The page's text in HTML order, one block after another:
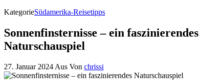
KategorieSüdamerika-Reisetipps
Sonnenfinsternisse – ein faszinierendes
Naturschauspiel
27. Januar 2024 Aus Von chrissi